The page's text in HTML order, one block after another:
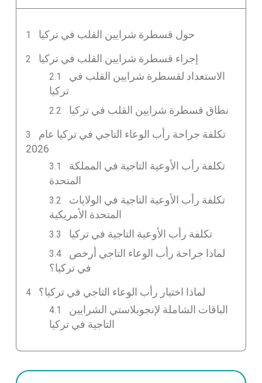
حول قسطرة شرايين القلب في تركيا
إجراء قسطرة شرايين القلب في تركيا
الاستعداد لقسطرة شرايين القلب في
تركيا
نطاق قسطرة شرايين القلب في تركيا
تكلفة جراحة رأب الوعاء التاجي في تركيا عام
2026
تكلفة رأب الأوعية التاجية في المملكة
المتحدة
تكلفة رأب الأوعية التاجية في الولايات
المتحدة الأمريكية
تكلفة رأب الأوعية التاجية في تركيا
لماذا جراحة رأب الوعاء التاجي أرخص
في تركيا؟
لماذا اختيار رأب الوعاء التاجي في تركيا؟
الباقات الشاملة لإنجوبلاستي الشرايين
التاجية في تركيا